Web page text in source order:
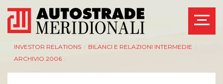
INVESTOR RELATIONS BILANCI E RELAZIONI INTERMEDIE
ARCHIVIO 2006